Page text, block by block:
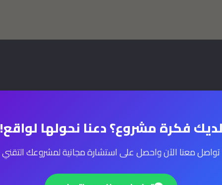
لديك فكرة مشروع؟ دعنا نحولها لواقع!
تواصل معنا الآن واحصل على استشارة مجانية لمشروعك التقني
The Best